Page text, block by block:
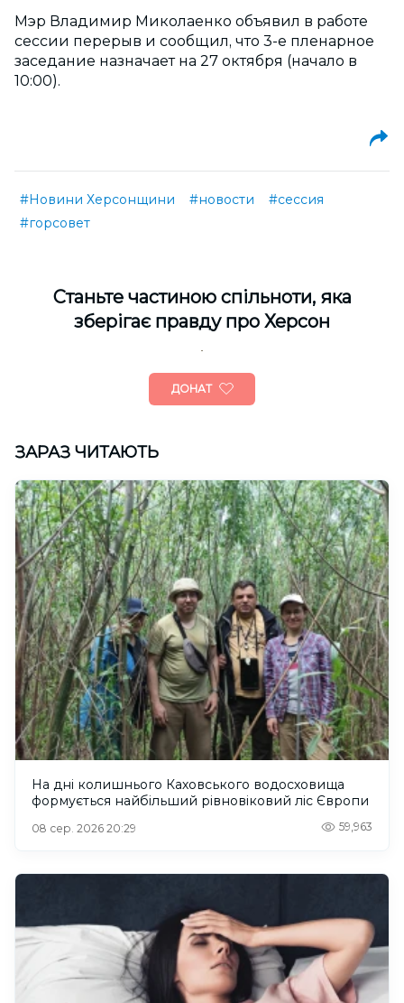
Мэр Владимир Миколаенко объявил в работе
сессии перерыв и сообщил, что 3-е пленарное
заседание назначает на 27 октября (начало в
10:00).
#Новини Херсонщини #новости
#сессия
#горсовет
Cтаньте частиною спільноти, яка
зберігає правду про Херсон
ДОНАТ
ЗАРАЗ ЧИТАЮТЬ
На дні колишнього Каховського водосховища
формується найбільший рівновіковий ліс Європи
08 сер. 2026 20:29 59,963